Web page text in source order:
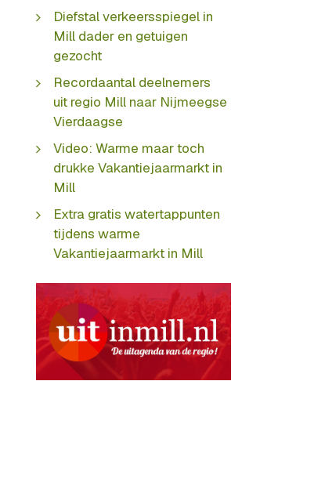
Diefstal verkeersspiegel in
Mill dader en getuigen
gezocht
Recordaantal deelnemers
uit regio Mill naar Nijmeegse
Vierdaagse
Video: Warme maar toch
drukke Vakantiejaarmarkt in
Mill
Extra gratis watertappunten
tijdens warme
Vakantiejaarmarkt in Mill